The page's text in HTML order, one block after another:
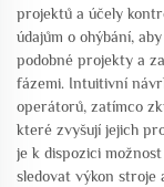
projektů a účely
údajům o ohýbání,
podobné projekty a
fázemi. Intuitivní
operátorů, zatímco
které zvyšují jejich
je k dispozici
sledovat výkon stroje